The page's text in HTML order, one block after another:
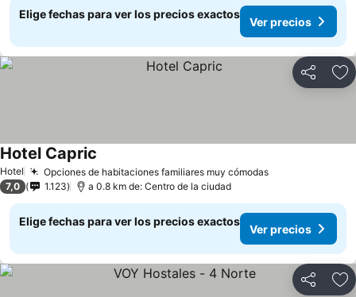
Elige fechas para ver los precios exactos
Ver precios
Compartir
Hotel Opciones de habitaciones familiares muy cómodasVer precios
Hotel Capric
7,0 1.123 a 0.8 km de: Centro de la ciudad
Elige fechas para ver los precios exactos
Ver precios
Compartir